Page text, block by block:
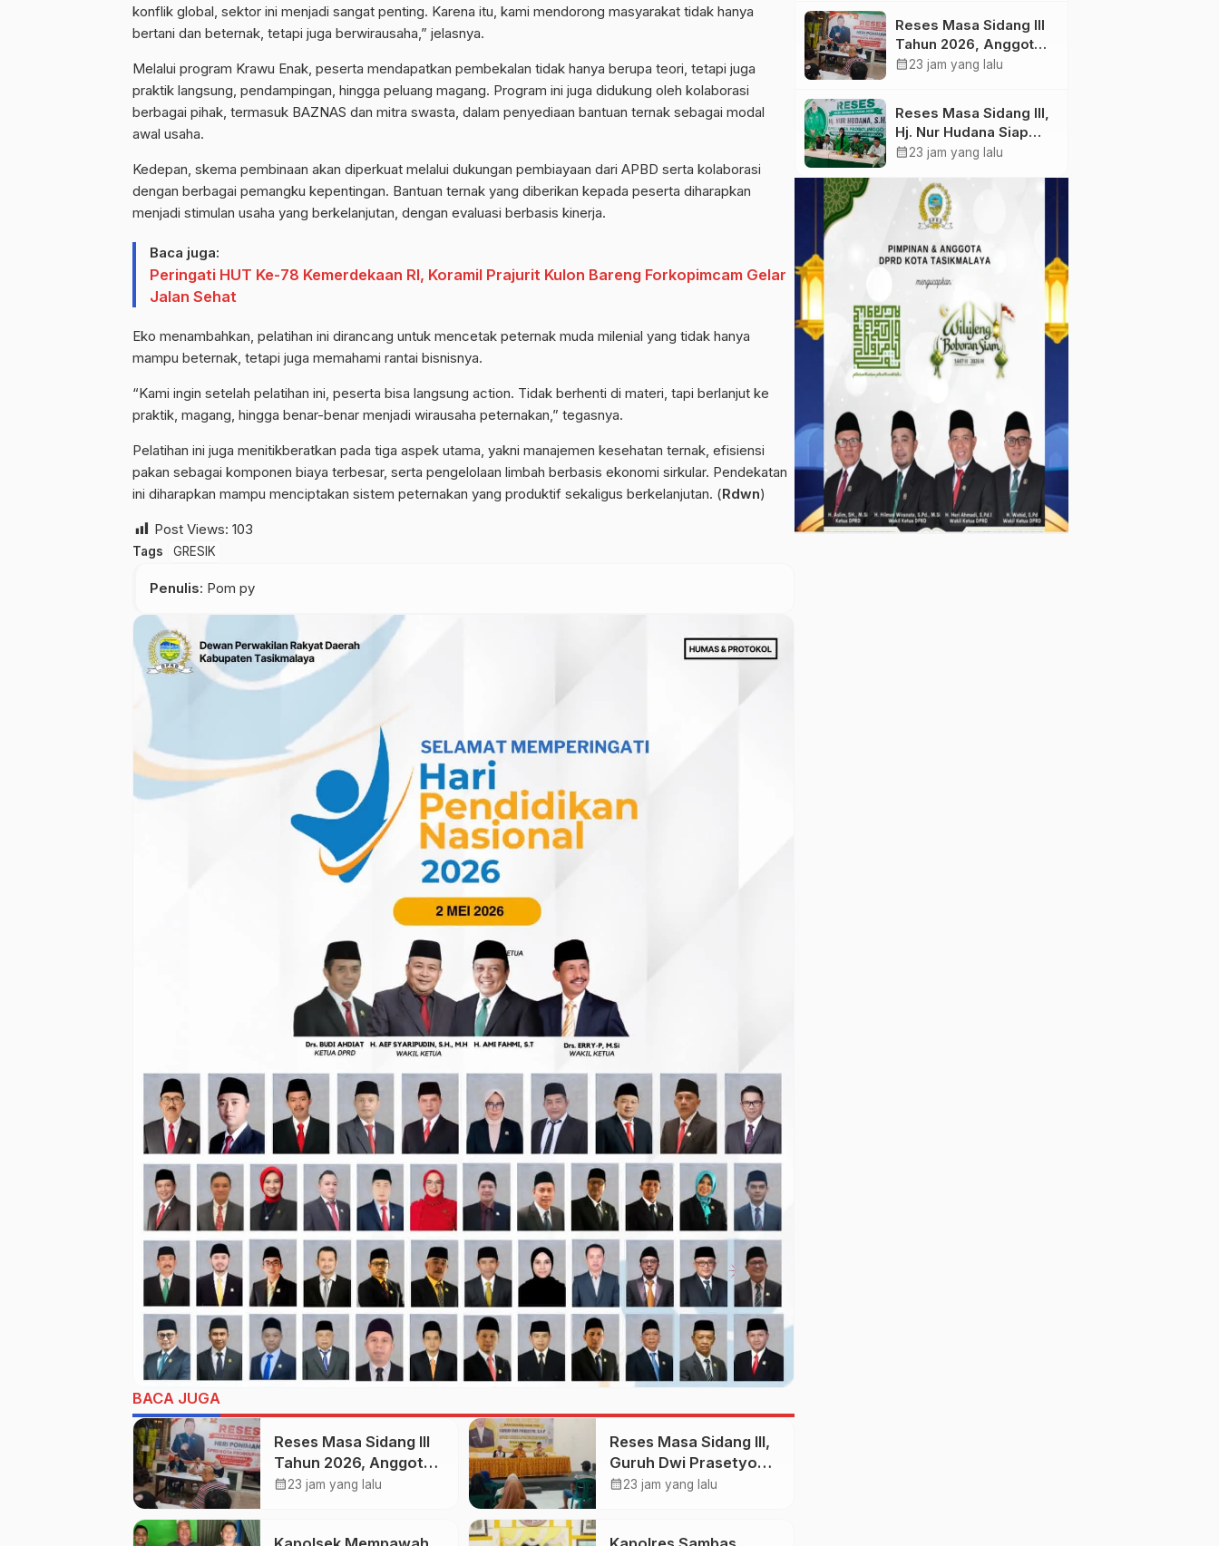
konflik global, sektor ini menjadi sangat penting. Karena itu, kami mendorong masyarakat tidak hanya
bertani dan beternak, tetapi juga berwirausaha,” jelasnya.
Melalui program Krawu Enak, peserta mendapatkan pembekalan tidak hanya berupa teori, tetapi juga
praktik langsung, pendampingan, hingga peluang magang. Program ini juga didukung oleh kolaborasi
berbagai pihak, termasuk BAZNAS dan mitra swasta, dalam penyediaan bantuan ternak sebagai modal
awal usaha.
Kedepan, skema pembinaan akan diperkuat melalui dukungan pembiayaan dari APBD serta kolaborasi
dengan berbagai pemangku kepentingan. Bantuan ternak yang diberikan kepada peserta diharapkan
menjadi stimulan usaha yang berkelanjutan, dengan evaluasi berbasis kinerja.
Baca juga:
Peringati HUT Ke-78 Kemerdekaan RI, Koramil Prajurit Kulon Bareng Forkopimcam Gelar
Jalan Sehat
Eko menambahkan, pelatihan ini dirancang untuk mencetak peternak muda milenial yang tidak hanya
mampu beternak, tetapi juga memahami rantai bisnisnya.
“Kami ingin setelah pelatihan ini, peserta bisa langsung action. Tidak berhenti di materi, tapi berlanjut ke
praktik, magang, hingga benar-benar menjadi wirausaha peternakan,” tegasnya.
Pelatihan ini juga menitikberatkan pada tiga aspek utama, yakni manajemen kesehatan ternak, efisiensi
pakan sebagai komponen biaya terbesar, serta pengelolaan limbah berbasis ekonomi sirkular. Pendekatan
ini diharapkan mampu menciptakan sistem peternakan yang produktif sekaligus berkelanjutan. (Rdwn)
Post Views: 103
Tags GRESIK
Penulis: Pom py
BACA JUGA
Reses Masa Sidang III
Tahun 2026, Anggota
DPRD Kota
calendar_month23 jam yang lalu
Reses Masa Sidang III,
Guruh Dwi Prasetyo
Dorong Perbaikan
calendar_month23 jam yang lalu
Reses Masa Sidang III
Tahun 2026, Anggota
DPRD Kota
Poniman Gandeng
PUPR Jemput Aspirasi
Warga
calendar_month23 jam yang lalu
Reses Masa Sidang III,
Hj. Nur Hudana Siap
Perjuangkan Aspirasi
APBD
calendar_month23 jam yang lalu